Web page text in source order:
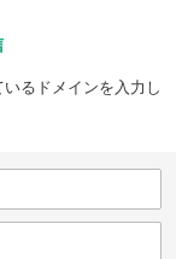
るドメインを入力し